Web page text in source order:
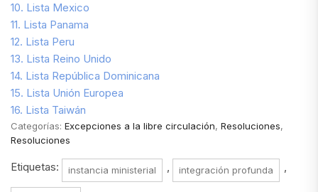
10. Lista Mexico
11. Lista Panama
12. Lista Peru
13. Lista Reino Unido
14. Lista República Dominicana
15. Lista Unión Europea
16. Lista Taiwán
Categorías: Excepciones a la libre circulación, Resoluciones,
Resoluciones
Etiquetas: instancia ministerial , integración profunda ,